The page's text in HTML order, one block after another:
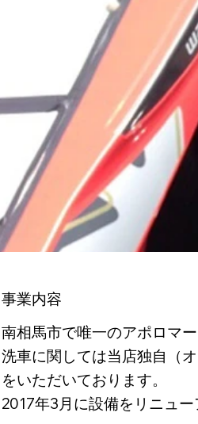
事業内容
南相馬市で唯一のアポロマ
洗車に関しては当店独自（
をいただいております。
2017年3月に設備をリニュ